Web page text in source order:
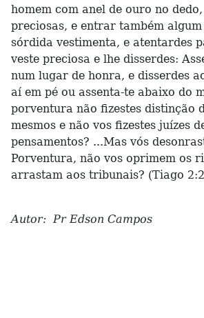
homem com anel de ouro no
preciosas, e entrar também
sórdida vestimenta, e atentardes
veste preciosa e lhe disserdes:
num lugar de honra, e disserdes
aí em pé ou assenta-te abaixo do
porventura não fizestes distinção
mesmos e não vos fizestes juízes
pensamentos? ...Mas vós
Porventura, não vos oprimem os
arrastam aos tribunais? (Tiago
Autor: Pr Edson Campos